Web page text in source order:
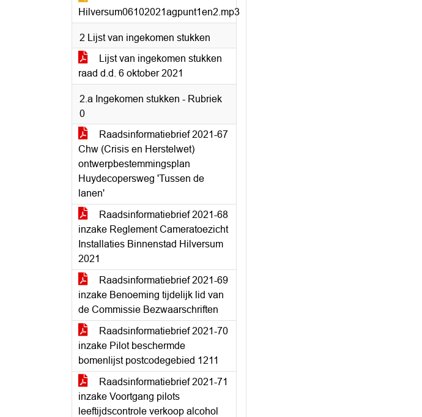
Hilversum06102021agpunt1en2.mp3
2 Lijst van ingekomen stukken
Lijst van ingekomen stukken
raad d.d. 6 oktober 2021
2.a Ingekomen stukken - Rubriek
0
Raadsinformatiebrief 2021-67
Chw (Crisis en Herstelwet)
ontwerpbestemmingsplan
Huydecopersweg 'Tussen de
lanen'
Raadsinformatiebrief 2021-68
inzake Reglement Cameratoezicht
Installaties Binnenstad Hilversum
2021
Raadsinformatiebrief 2021-69
inzake Benoeming tijdelijk lid van
de Commissie Bezwaarschriften
Raadsinformatiebrief 2021-70
inzake Pilot beschermde
bomenlijst postcodegebied 1211
Raadsinformatiebrief 2021-71
inzake Voortgang pilots
leeftijdscontrole verkoop alcohol